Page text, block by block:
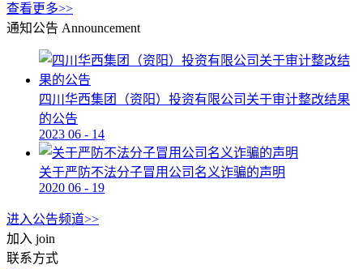
查看更多>>
通知公告 Announcement
四川华西集团（资阳）投资有限公司关于审计整改结果
的公告
2023 06 - 14
关于严防不法分子冒用公司名义诈骗的声明
2020 06 - 19
进入公告频道>>
加入 join
联系方式